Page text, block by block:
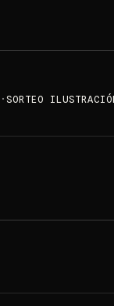
·SORTEO